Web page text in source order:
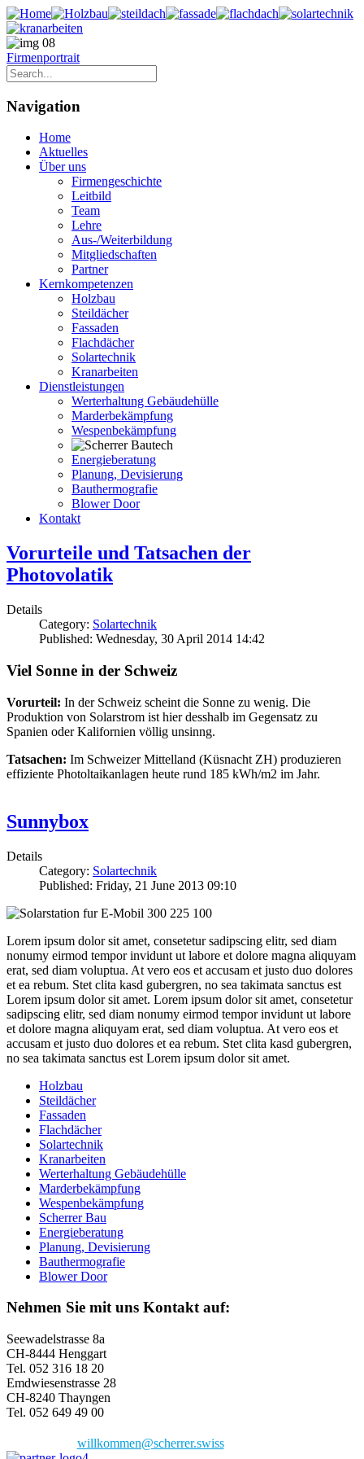
Firmenportrait
Navigation
Home
Aktuelles
Über uns
Firmengeschichte
Leitbild
Team
Lehre
Aus-/Weiterbildung
Mitgliedschaften
Partner
Kernkompetenzen
Holzbau
Steildächer
Fassaden
Flachdächer
Solartechnik
Kranarbeiten
Dienstleistungen
Werterhaltung Gebäudehülle
Marderbekämpfung
Wespenbekämpfung
Energieberatung
Planung, Devisierung
Bauthermografie
Blower Door
Kontakt
Vorurteile und Tatsachen der
Photovolatik
Details
Category: Solartechnik
Published: Wednesday, 30 April 2014 14:42
Viel Sonne in der Schweiz
Vorurteil: In der Schweiz scheint die Sonne zu wenig. Die
Produktion von Solarstrom ist hier desshalb im Gegensatz zu
Spanien oder Kalifornien völlig unsinng.
Tatsachen: Im Schweizer Mittelland (Küsnacht ZH) produzieren
effiziente Photoltaikanlagen heute rund 185 kWh/m2 im Jahr.
Sunnybox
Details
Category: Solartechnik
Published: Friday, 21 June 2013 09:10
Lorem ipsum dolor sit amet, consetetur sadipscing elitr, sed diam
nonumy eirmod tempor invidunt ut labore et dolore magna aliquyam
erat, sed diam voluptua. At vero eos et accusam et justo duo dolores
et ea rebum. Stet clita kasd gubergren, no sea takimata sanctus est
Lorem ipsum dolor sit amet. Lorem ipsum dolor sit amet, consetetur
sadipscing elitr, sed diam nonumy eirmod tempor invidunt ut labore
et dolore magna aliquyam erat, sed diam voluptua. At vero eos et
accusam et justo duo dolores et ea rebum. Stet clita kasd gubergren,
no sea takimata sanctus est Lorem ipsum dolor sit amet.
Holzbau
Steildächer
Fassaden
Flachdächer
Solartechnik
Kranarbeiten
Werterhaltung Gebäudehülle
Marderbekämpfung
Wespenbekämpfung
Scherrer Bau
Energieberatung
Planung, Devisierung
Bauthermografie
Blower Door
Nehmen Sie mit uns Kontakt auf:
Seewadelstrasse 8a
CH-8444 Henggart
Tel. 052 316 18 20
Emdwiesenstrasse 28
CH-8240 Thayngen
Tel. 052 649 49 00
willkommen@scherrer.swiss